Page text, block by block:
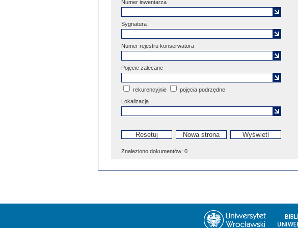
Numer inwentarza
Sygnatura
Numer rejestru konserwatora
Pojęcie zalecane
rekurencyjnie
pojęcia podrzędne
Lokalizacja
Znaleziono dokumentów: 0